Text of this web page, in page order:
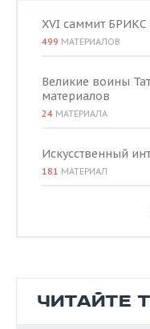
XVI саммит БРИКС
499 МАТЕРИАЛОВ
Великие воины
материалов
24 МАТЕРИАЛА
Искусственный
181 МАТЕРИАЛ
ЧИТАЙТЕ